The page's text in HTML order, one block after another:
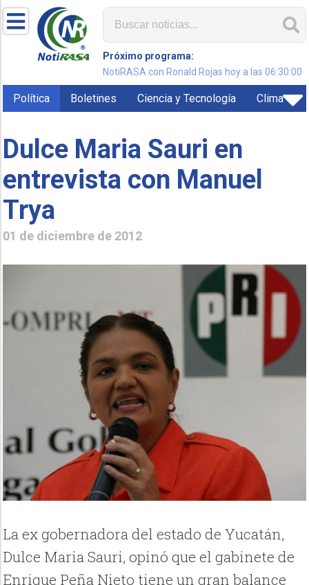
Próximo programa:
NotiRASA con Ronald Rojas hoy a las 06:30:00
Política Boletines Ciencia y Tecnología Clima
Dulce Maria Sauri en
entrevista con Manuel
Trya
01 de diciembre de 2012
La ex gobernadora del estado de Yucatán,
Dulce Maria Sauri, opinó que el gabinete de
Enrique Peña Nieto tiene un gran balance